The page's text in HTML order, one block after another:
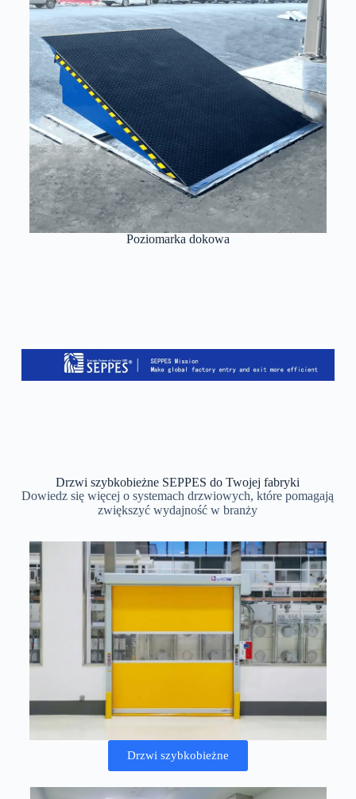
Poziomarka dokowa
Drzwi szybkobieżne SEPPES do Twojej fabryki
Dowiedz się więcej o systemach drzwiowych, które pomagają
zwiększyć wydajność w branży
Drzwi szybkobieżne